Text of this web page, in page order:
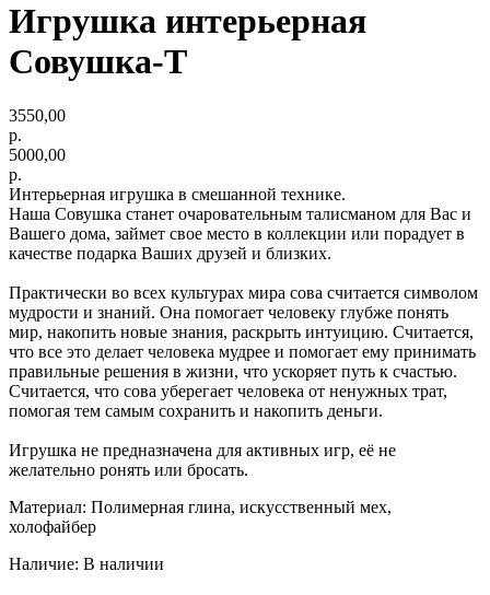
Игрушка интерьерная
Совушка-Т
3550,00
р.
5000,00
р.
Интерьерная игрушка в смешанной технике.
Наша Совушка станет очаровательным талисманом для Вас и
Вашего дома, займет свое место в коллекции или порадует в
качестве подарка Ваших друзей и близких.
Практически во всех культурах мира сова считается символом
мудрости и знаний. Она помогает человеку глубже понять
мир, накопить новые знания, раскрыть интуицию. Считается,
что все это делает человека мудрее и помогает ему принимать
правильные решения в жизни, что ускоряет путь к счастью.
Считается, что сова уберегает человека от ненужных трат,
помогая тем самым сохранить и накопить деньги.
Игрушка не предназначена для активных игр, её не
желательно ронять или бросать.
Материал: Полимерная глина, искусственный мех,
холофайбер
Наличие: В наличии